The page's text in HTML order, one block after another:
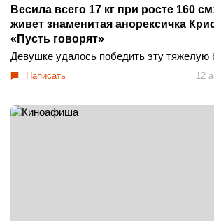
Весила всего 17 кг при росте 160
живет знаменитая анорексичка
«Пусть говорят»
Девушке удалось победить эту тяжелую
Написать 12